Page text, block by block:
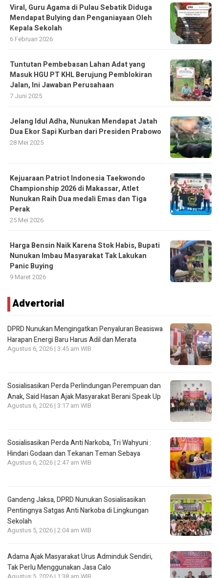
Viral, Guru Agama di Pulau Sebatik Diduga
Mendapat Bulying dan Penganiayaan Oleh
Kepala Sekolah
6 Februari 2026
Tuntutan Pembebasan Lahan Adat yang
Masuk HGU PT KHL Berujung Pemblokiran
Jalan, Ini Jawaban Perusahaan
7 Juni 2025
Jelang Idul Adha, Nunukan Mendapat Jatah
Dua Ekor Sapi Kurban dari Presiden Prabowo
28 Mei 2025
Kejuaraan Patriot Indonesia Taekwondo
Championship 2026 di Makassar, Atlet
Nunukan Raih Dua medali Emas dan Tiga
Perak
25 Mei 2026
Harga Bensin Naik Karena Stok Habis, Bupati
Nunukan Imbau Masyarakat Tak Lakukan
Panic Buying
9 Maret 2026
Advertorial
DPRD Nunukan Mengingatkan Penyaluran Beasiswa
Harapan Energi Baru Harus Adil dan Merata
Agustus 6, 2026 | 3:45 am WIB
Sosialisasikan Perda Perlindungan Perempuan dan
Anak, Said Hasan Ajak Masyarakat Berani Speak Up
Agustus 6, 2026 | 3:17 am WIB
Sosialisasikan Perda Anti Narkoba, Tri Wahyuni :
Hindari Godaan dan Tekanan Teman Sebaya
Agustus 6, 2026 | 2:47 am WIB
Gandeng Jaksa, DPRD Nunukan Sosialisasikan
Pentingnya Satgas Anti Narkoba di Lingkungan
Sekolah
Agustus 5, 2026 | 2:04 am WIB
Adama Ajak Masyarakat Urus Adminduk Sendiri,
Tak Perlu Menggunakan Jasa Calo